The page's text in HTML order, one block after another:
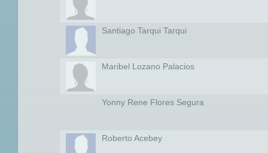
Santiago Tarqui Tarqui
Maribel Lozano Palacios
Yonny Rene Flores Segura
Roberto Acebey